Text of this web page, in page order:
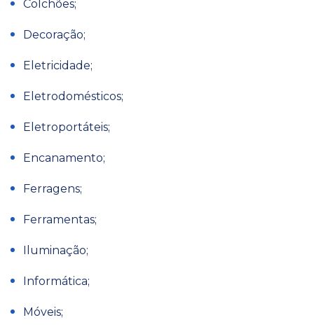
Colchões;
Decoração;
Eletricidade;
Eletrodomésticos;
Eletroportáteis;
Encanamento;
Ferragens;
Ferramentas;
Iluminação;
Informática;
Móveis;